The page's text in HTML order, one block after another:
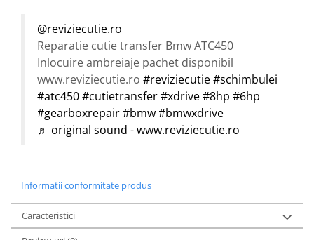
@reviziecutie.ro
Reparatie cutie transfer Bmw ATC450
Inlocuire ambreiaje pachet disponibil
www.reviziecutie.ro #reviziecutie#schimbulei
#atc450#cutietransfer#xdrive#8hp #6hp
#gearboxrepair#bmw#bmwxdrive
♬ original sound - www.reviziecutie.ro
Informatii conformitate produs
Caracteristici